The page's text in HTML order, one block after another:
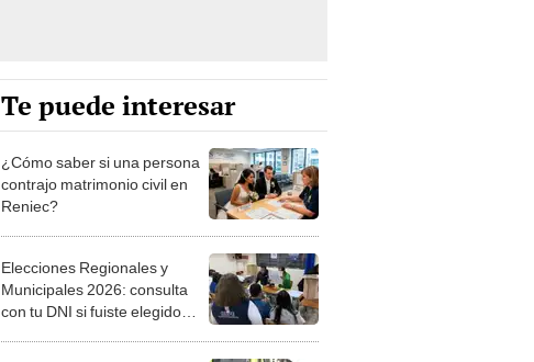
Te puede interesar
¿Cómo saber si una persona
contrajo matrimonio civil en
Reniec?
Elecciones Regionales y
Municipales 2026: consulta
con tu DNI si fuiste elegido